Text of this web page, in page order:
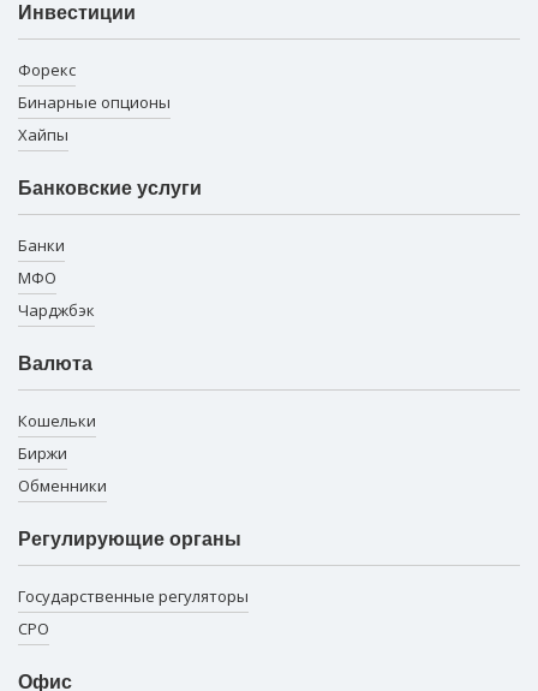
Инвестиции
Форекс
Бинарные опционы
Хайпы
Банковские услуги
Банки
МФО
Чарджбэк
Валюта
Кошельки
Биржи
Обменники
Регулирующие органы
Государственные регуляторы
СРО
Офис